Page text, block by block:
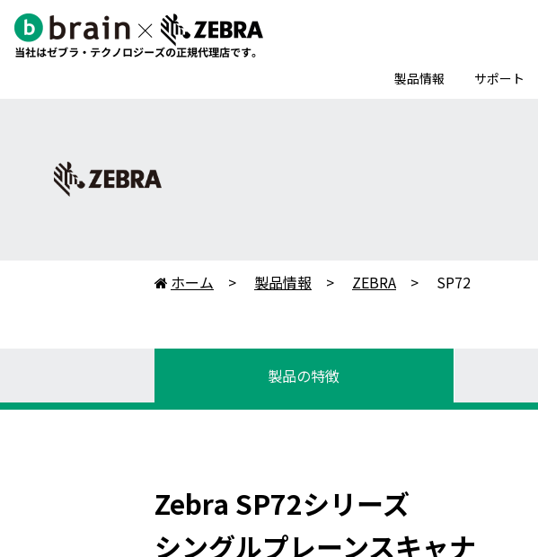
製品情報 サポート
 ホーム 製品情報 ZEBRA SP72
製品の特徴
Zebra SP72シリーズ
シングルプレーンスキャナ